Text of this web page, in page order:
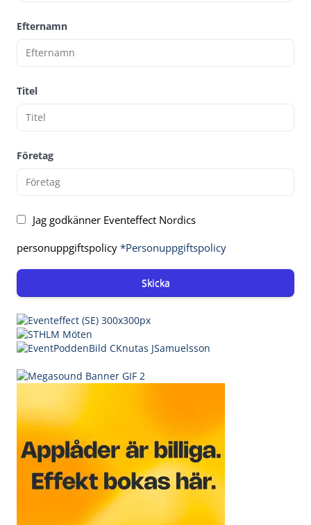
Efternamn
Titel
Företag
Jag godkänner Eventeffect Nordics
personuppgiftspolicy *Personuppgiftspolicy
Skicka